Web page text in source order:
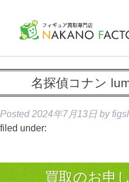
名探偵コナン
Posted 2024年7月13日 by
filed under:
買取のお申